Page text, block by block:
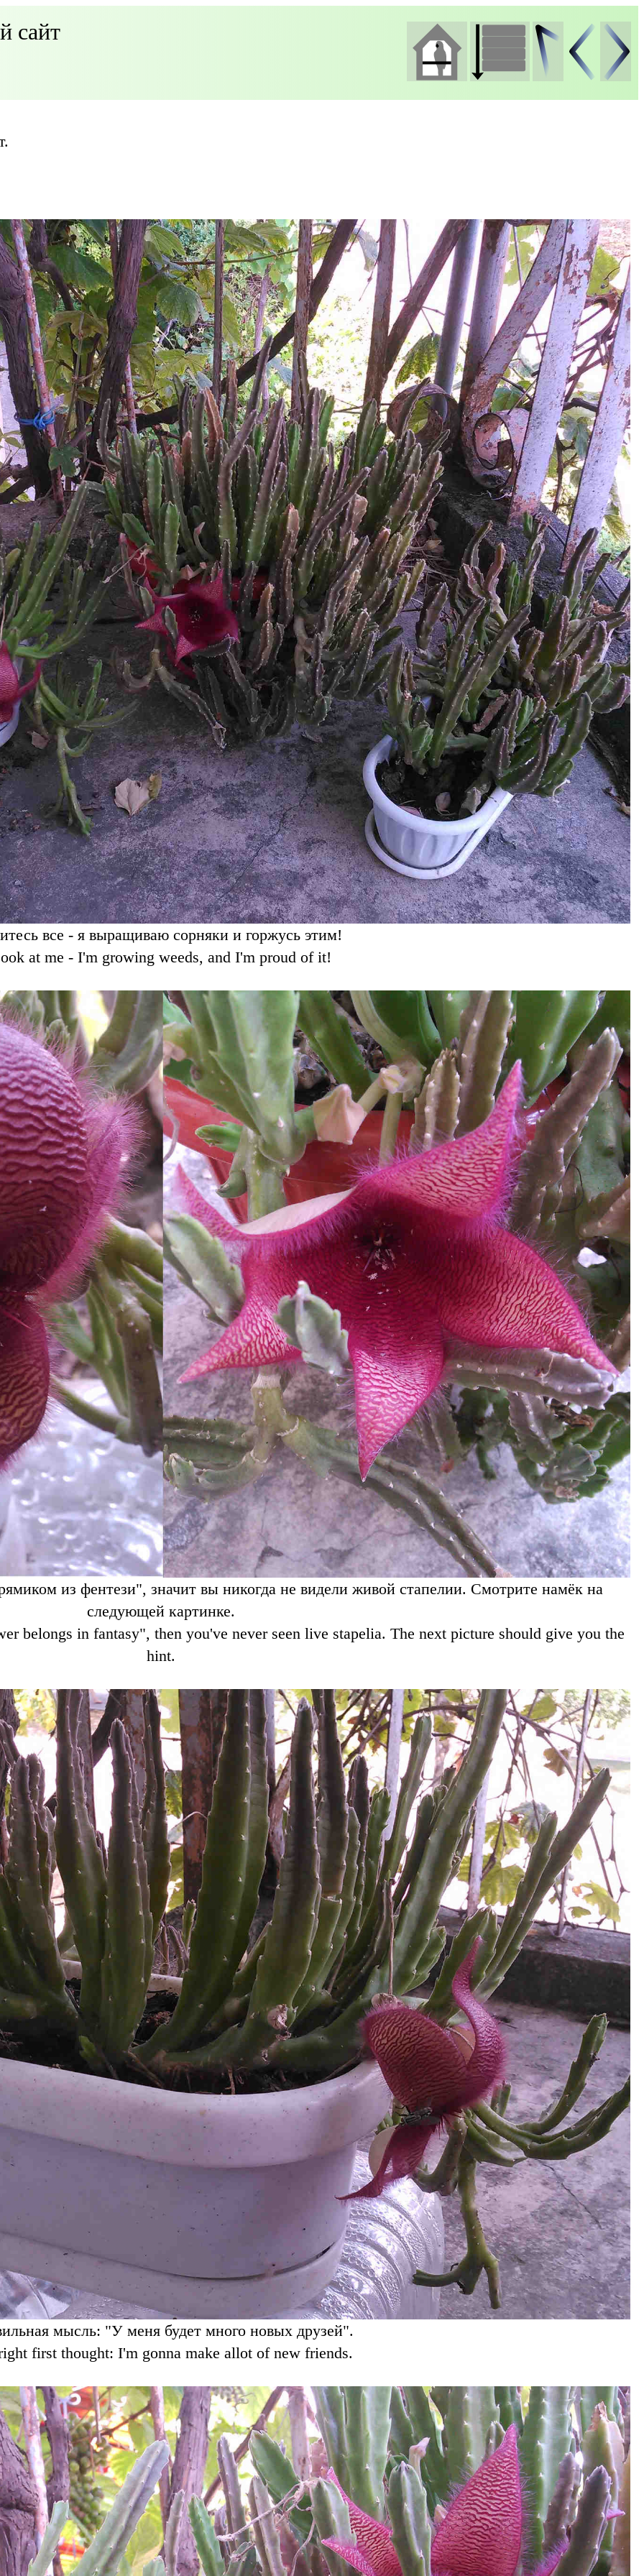
сайт
все - я выращиваю сорняки и горжусь этим!
at me - I'm growing weeds, and I'm proud of it!
из фентези", значит вы никогда не видели живой стапелии. Смотрите намёк на
следующей картинке.
belongs in fantasy", then you've never seen live stapelia. The next picture should give you the
hint.
мысль: "У меня будет много новых друзей".
first thought: I'm gonna make allot of new friends.